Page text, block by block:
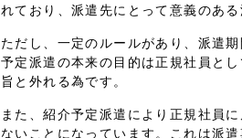
れており、派遣先にとって意義のある
ただし、一定のルールがあり、派遣
予定派遣の本来の目的は正規社員と
旨と外れる為です。
また、紹介予定派遣により正規社員
ないことになっています。これは派